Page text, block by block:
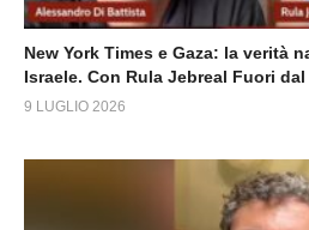
New York Times e Gaza: la verità
Israele. Con Rula Jebreal Fuori dal
9 LUGLIO 2026